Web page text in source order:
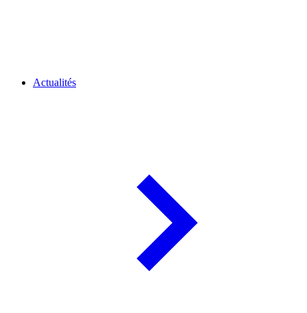
Actualités